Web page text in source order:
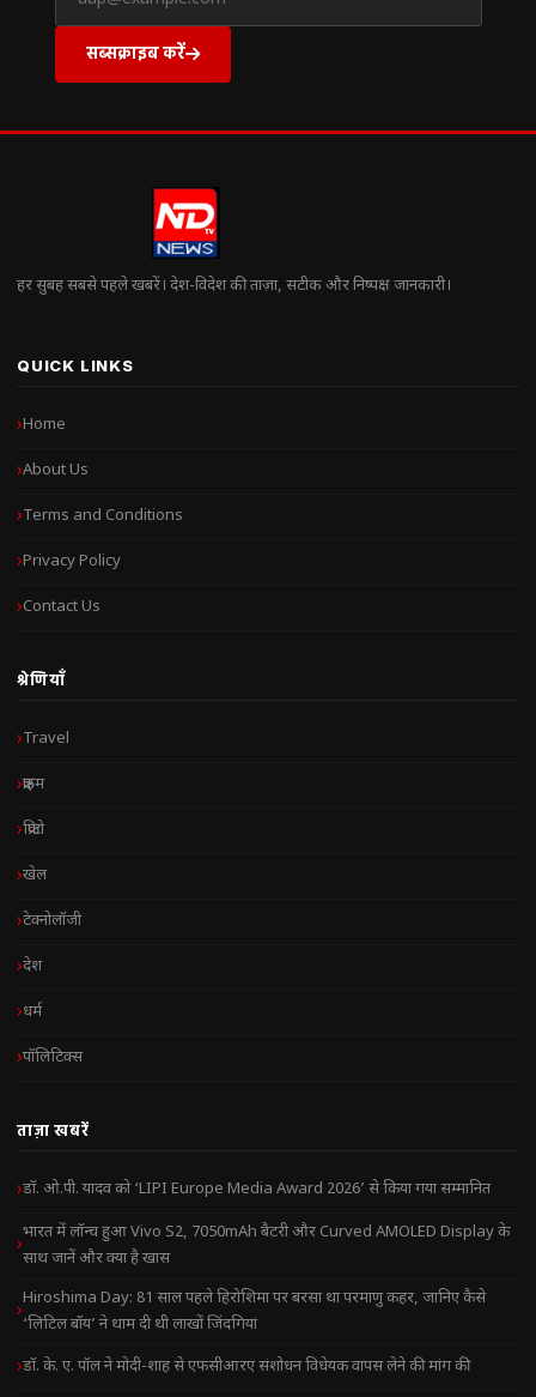
सब्सक्राइब करें
हर सुबह सबसे पहले खबरें। देश-विदेश की ताज़ा, सटीक और निष्पक्ष जानकारी।
QUICK LINKS
Home
About Us
Terms and Conditions
Privacy Policy
Contact Us
श्रेणियाँ
Travel
क्राइम
क्रिप्टो
खेल
टेक्नोलॉजी
देश
धर्म
पॉलिटिक्स
ताज़ा खबरें
डॉ. ओ.पी. यादव को ‘LIPI Europe Media Award 2026’ से किया गया सम्मानित
भारत में लॉन्च हुआ Vivo S2, 7050mAh बैटरी और Curved AMOLED Display के
साथ जानें और क्या है खास
Hiroshima Day: 81 साल पहले हिरोशिमा पर बरसा था परमाणु कहर, जानिए कैसे
‘लिटिल बॉय’ ने थाम दी थी लाखों जिंदगियां
डॉ. के. ए. पॉल ने मोदी-शाह से एफसीआरए संशोधन विधेयक वापस लेने की मांग की